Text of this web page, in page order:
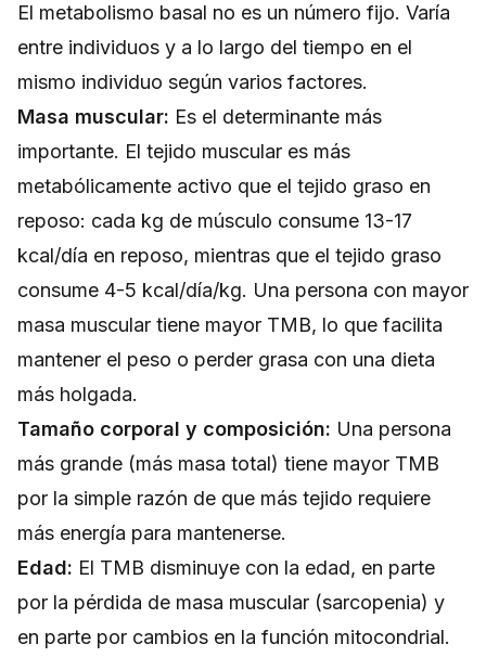
El metabolismo basal no es un número fijo. Varía
entre individuos y a lo largo del tiempo en el
mismo individuo según varios factores.
Masa muscular: Es el determinante más
importante. El tejido muscular es más
metabólicamente activo que el tejido graso en
reposo: cada kg de músculo consume 13-17
kcal/día en reposo, mientras que el tejido graso
consume 4-5 kcal/día/kg. Una persona con mayor
masa muscular tiene mayor TMB, lo que facilita
mantener el peso o perder grasa con una dieta
más holgada.
Tamaño corporal y composición: Una persona
más grande (más masa total) tiene mayor TMB
por la simple razón de que más tejido requiere
más energía para mantenerse.
Edad: El TMB disminuye con la edad, en parte
por la pérdida de masa muscular (sarcopenia) y
en parte por cambios en la función mitocondrial.